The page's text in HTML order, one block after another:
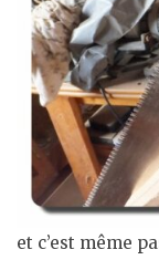
et c’est même